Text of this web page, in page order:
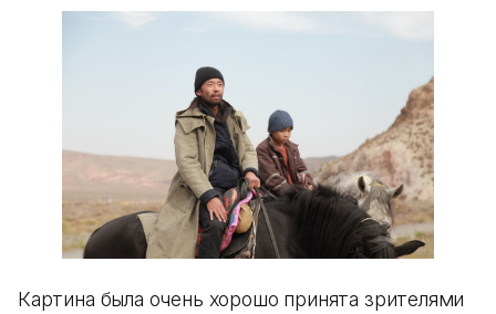
Картина была очень хорошо принята зрителями